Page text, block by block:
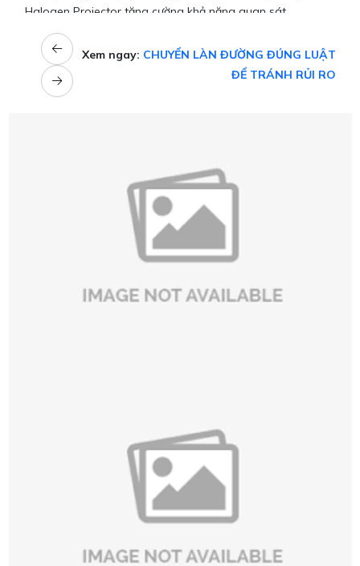
Halogen Projector tăng cường khả năng quan sát.
Xem ngay: CHUYỂN LÀN ĐƯỜNG ĐÚNG LUẬT
ĐỂ TRÁNH RỦI RO